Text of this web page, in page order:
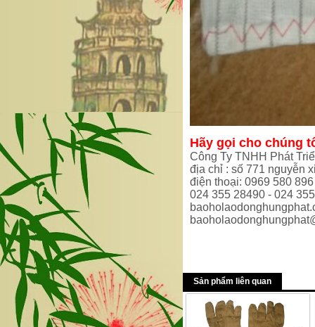
Hãy gọi cho chúng
Công Ty TNHH Phát
địa chỉ : số 771 nguyễn
điện thoại: 0969 580
024 355 28490 - 024
Sản phẩm liên quan